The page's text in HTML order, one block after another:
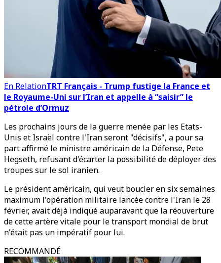
En RelationTRT Français - Trump fustige la France et
le Royaume-Uni sur l’Iran et appelle à “saisir” le
pétrole d’Ormuz
Les prochains jours de la guerre menée par les Etats-
Unis et Israël contre l'Iran seront "décisifs", a pour sa
part affirmé le ministre américain de la Défense, Pete
Hegseth, refusant d'écarter la possibilité de déployer des
troupes sur le sol iranien.
Le président américain, qui veut boucler en six semaines
maximum l'opération militaire lancée contre l'Iran le 28
février, avait déjà indiqué auparavant que la réouverture
de cette artère vitale pour le transport mondial de brut
n'était pas un impératif pour lui.
RECOMMANDÉ